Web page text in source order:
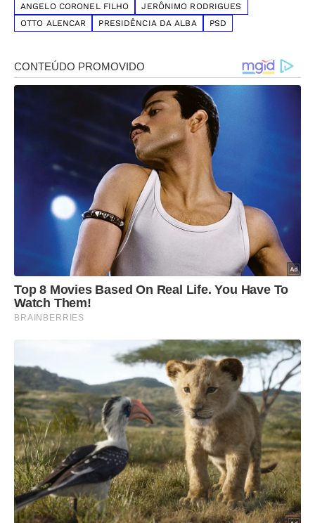
ANGELO CORONEL FILHO
JERÔNIMO RODRIGUES
OTTO ALENCAR
PRESIDÊNCIA DA ALBA PSD